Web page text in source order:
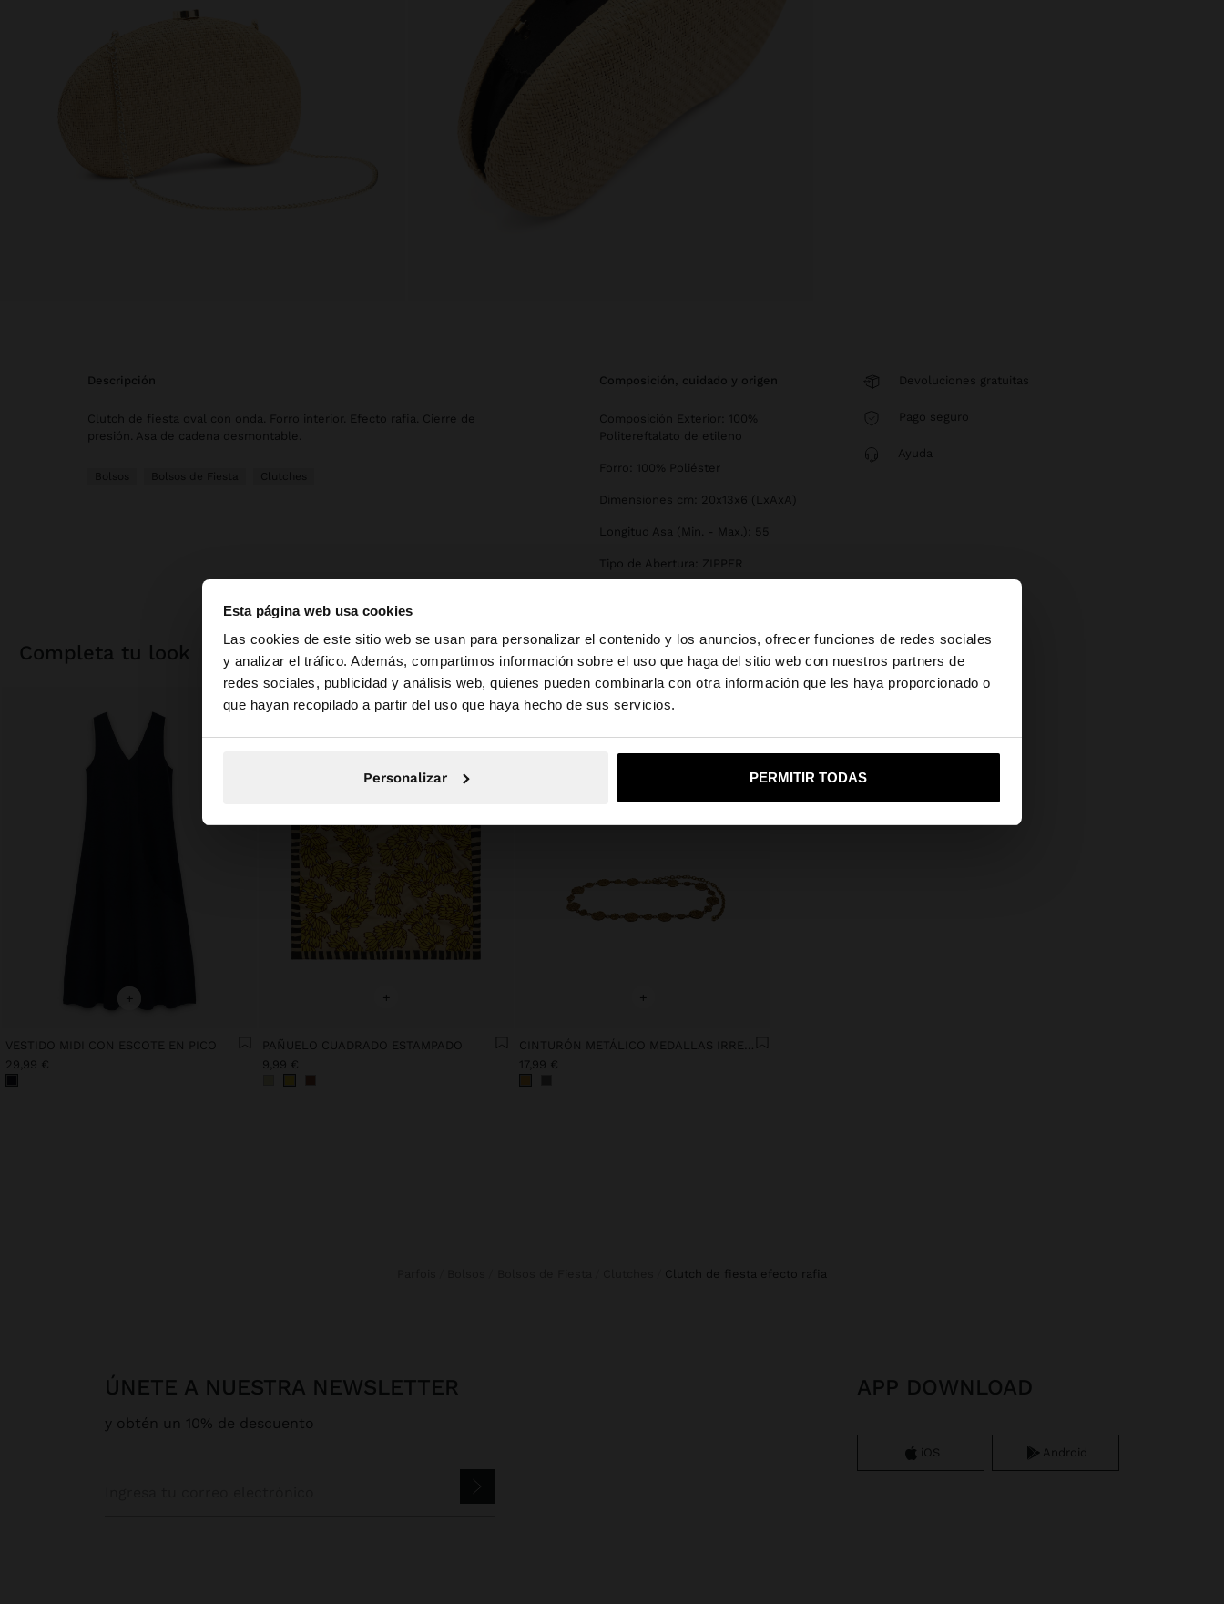
Esta página web usa cookies
Las cookies de este sitio web se usan para personalizar el contenido y los anuncios, ofrecer funciones de redes sociales
y analizar el tráfico. Además, compartimos información sobre el uso que haga del sitio web con nuestros partners de
redes sociales, publicidad y análisis web, quienes pueden combinarla con otra información que les haya proporcionado o
que hayan recopilado a partir del uso que haya hecho de sus servicios.
Personalizar PERMITIR TODAS
hola ×
Estás accediendo a la web de España. ¿Quieres ir a la web de United States?
No, continuar en la web de España Sí, llévame a United States
descripción
Clutch de fiesta oval con onda. Forro interior. Efecto rafia. Cierre de
presión. Asa de cadena desmontable.
Bolsos Bolsos de Fiesta Clutches
composición, cuidado y origen
Composición Exterior: 100%
Politereftalato de etileno
Forro: 100% Poliéster
Dimensiones cm: 20x13x6 (LxAxA)
Longitud Asa (Min. - Max.): 55
Tipo de Abertura: ZIPPER
Devoluciones gratuitas
Pago seguro
Ayuda
completa tu look
+
VESTIDO MIDI CON ESCOTE EN PICO
29,99 €
+
PAÑUELO CUADRADO ESTAMPADO
9,99 €
+
17,99 €
clutch de fiesta efecto rafia
ÚNETE A NUESTRA NEWSLETTER
y obtén un 10% de descuento
APP DOWNLOAD
iOS Android